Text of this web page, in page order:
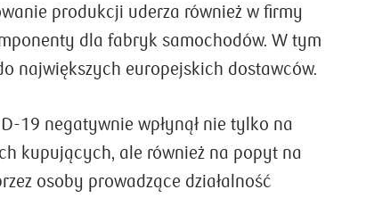
produkcji uderza również w firmy
dla fabryk samochodów. W tym
największych europejskich dostawców.
19 negatywnie wpłynął nie tylko na
kupujących, ale również na popyt na
osoby prowadzące działalność